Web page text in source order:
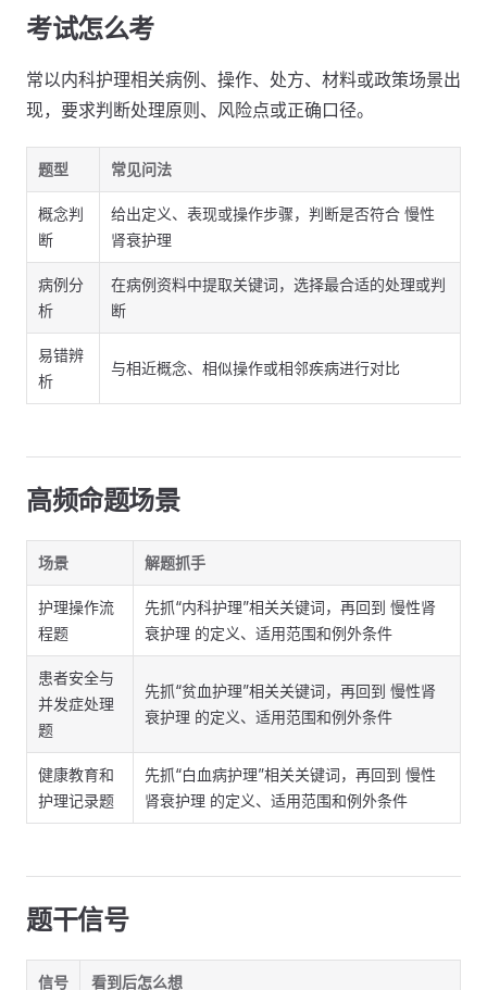
考试怎么考
常以内科护理相关病例、操作、处方、材料或政策场景出
现，要求判断处理原则、风险点或正确口径。
题型 常见问法
概念判
断
给出定义、表现或操作步骤，判断是否符合 慢性
肾衰护理
病例分
析
在病例资料中提取关键词，选择最合适的处理或判
断
易错辨
析
与相近概念、相似操作或相邻疾病进行对比
高频命题场景
场景 解题抓手
护理操作流
程题
先抓“内科护理”相关关键词，再回到 慢性肾
衰护理 的定义、适用范围和例外条件
患者安全与
并发症处理
题
先抓“贫血护理”相关关键词，再回到 慢性肾
衰护理 的定义、适用范围和例外条件
健康教育和
护理记录题
先抓“白血病护理”相关关键词，再回到 慢性
肾衰护理 的定义、适用范围和例外条件
题干信号
信号 看到后怎么想